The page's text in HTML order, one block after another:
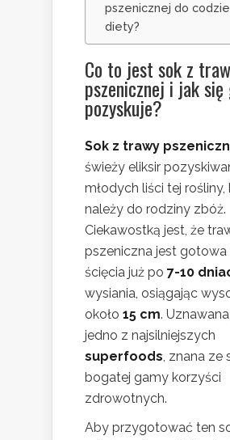
pszenicznej do
diety?
Co to jest sok z
pszenicznej i jak się
pozyskuje?
Sok z trawy
świeży eliksir
młodych liści tej rośliny,
należy do rodziny zbóż.
Ciekawostką jest, że
pszeniczna jest gotowa
ścięcia już po 7-10
wysiania, osiągając
około 15 cm.
jedno z najsilniejszych
superfoods, znana ze
bogatej gamy korzyści
zdrowotnych.
Aby przygotować ten